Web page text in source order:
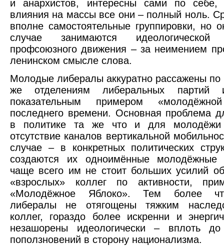
и анархистов, интересны сами по
влияния на массы все они – полный ноль.
вполне самостоятельные группировки, но
случае занимаются идеологической
профсоюзного движения – за неимением
ленинском смысле слова.
Молодые либералы аккуратно рассажены
же отделениям либеральных партий
показательным примером
последнего времени. Основная проблема
в политике та же что и для
отсутствие каналов вертикальной
случае – в конкретных политических
создаются их одноимённые
чаще всего им не стоит больших усилий
«взрослых» коллег по активности,
«Молодёжное Яблоко». Тем более
либералы не отягощены тяжким
коллег, гораздо более искренни и
незашорены идеологически – вплоть до
поползновений в сторону национализма.